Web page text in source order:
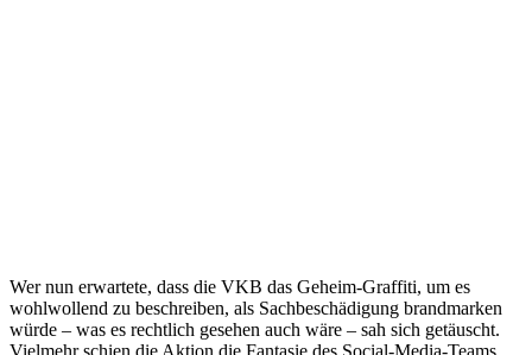
Wer nun erwartete, dass die VKB das Geheim-Graffiti, um es
wohlwollend zu beschreiben, als Sachbeschädigung brandmarken
würde – was es rechtlich gesehen auch wäre – sah sich getäuscht.